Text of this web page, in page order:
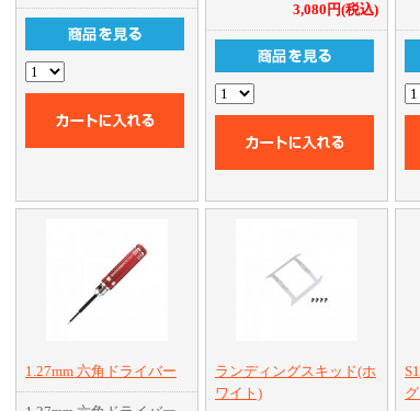
3,080円(税込)
1.27mm 六角ドライバー
ランディングスキッド(ホ
ワイト)